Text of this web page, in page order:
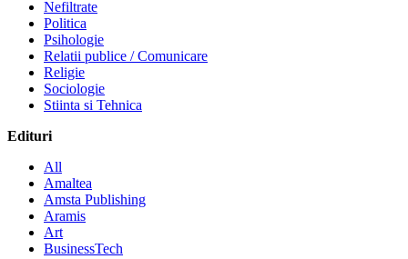
Nefiltrate
Politica
Psihologie
Relatii publice / Comunicare
Religie
Sociologie
Stiinta si Tehnica
Edituri
All
Amaltea
Amsta Publishing
Aramis
Art
BusinessTech